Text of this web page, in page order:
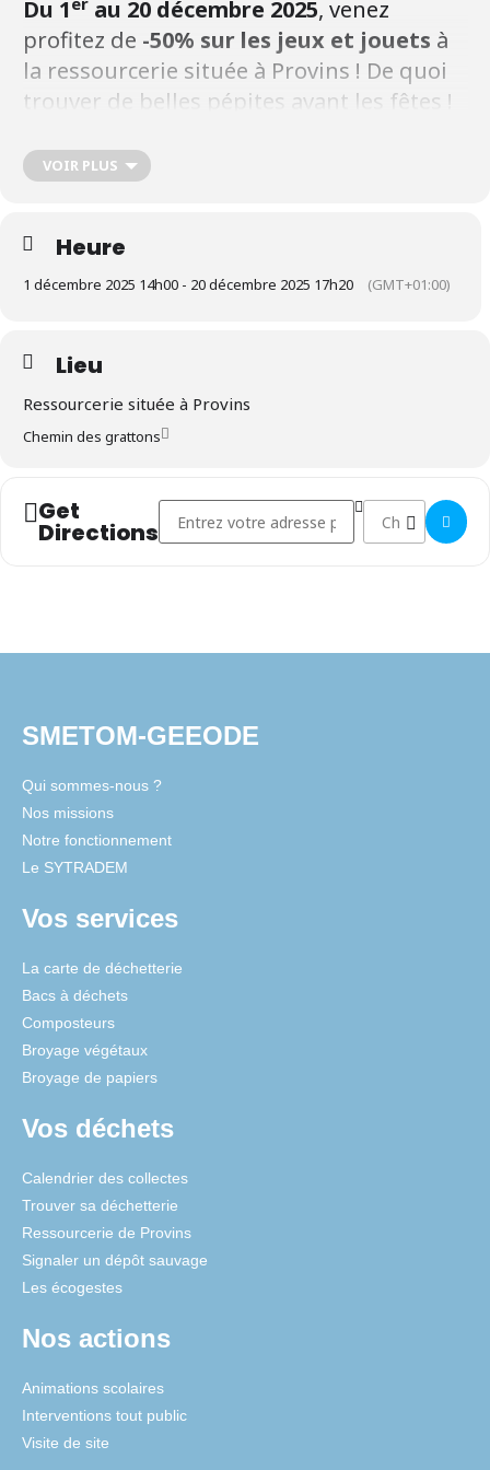
Du 1 au 20 décembre 2025, venez
profitez de -50% sur les jeux et jouets à
la ressourcerie située à Provins ! De quoi
trouver de belles pépites avant les fêtes !
Rendez-vous sur le site de la déchetterie
Flyer de l’opération promotionnelle de
de déchetterie.
Retrouvez ci-dessous le calendrier des
opérations à venir :
VOIR PLUS
Heure
1 décembre 2025 14h00 - 20 décembre 2025 17h20 (GMT+01:00)
Lieu
Ressourcerie située à Provins
Chemin des grattons
Get
Directions
Address - Opération promotionnelle à la
Destination
SMETOM-GEEODE
Qui sommes-nous ?
Nos missions
Notre fonctionnement
Le SYTRADEM
Vos services
La carte de déchetterie
Bacs à déchets
Composteurs
Broyage végétaux
Broyage de papiers
Vos déchets
Calendrier des collectes
Trouver sa déchetterie
Ressourcerie de Provins
Signaler un dépôt sauvage
Les écogestes
Nos actions
Animations scolaires
Interventions tout public
Visite de site